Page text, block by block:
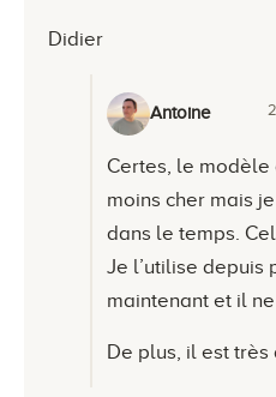
Didier
Antoine
Certes, le
moins cher mais
dans le temps.
Je l’utilise depuis
maintenant et il
De plus, il est très